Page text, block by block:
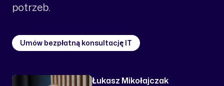
potrzeb.
Umów bezpłatną konsultację IT
Łukasz Mikołajczak